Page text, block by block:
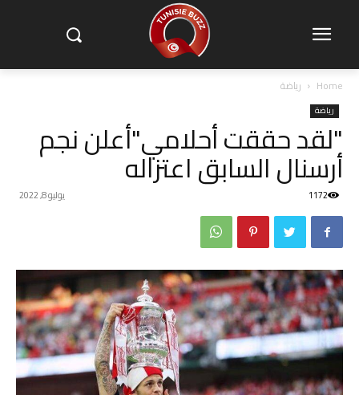
Home رياضة
رياضة
"لقد حققت أحلامي"أعلن نجم
أرسنال السابق اعتزاله
يوليو 8, 2022 1172